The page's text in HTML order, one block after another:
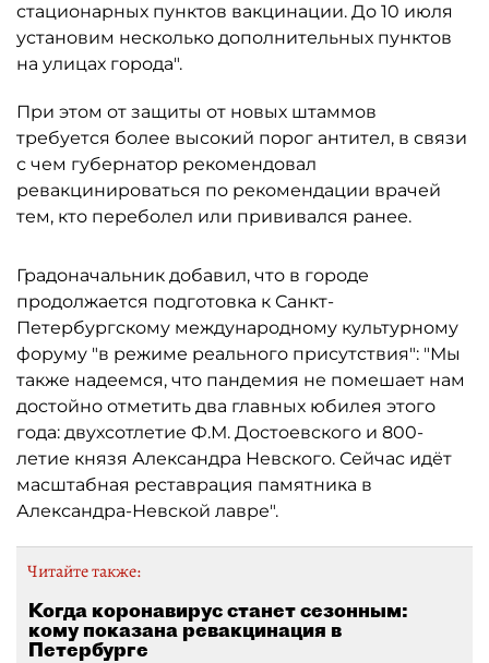
стационарных пунктов вакцинации. До 10 июля
установим несколько дополнительных пунктов
на улицах города".
При этом от защиты от новых штаммов
требуется более высокий порог антител, в связи
с чем губернатор рекомендовал
ревакцинироваться по рекомендации врачей
тем, кто переболел или прививался ранее.
Градоначальник добавил, что в городе
продолжается подготовка к Санкт-
Петербургскому международному культурному
форуму "в режиме реального присутствия": "Мы
также надеемся, что пандемия не помешает нам
достойно отметить два главных юбилея этого
года: двухсотлетие Ф.М. Достоевского и 800-
летие князя Александра Невского. Сейчас идёт
масштабная реставрация памятника в
Александра-Невской лавре".
Читайте также:
Когда коронавирус станет сезонным:
кому показана ревакцинация в
Петербурге